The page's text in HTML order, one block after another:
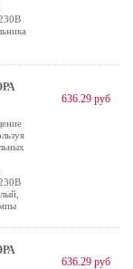
636.29 руб
636.29 руб